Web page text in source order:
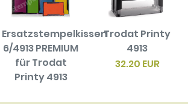
Ersatzstempelkissen
6/4913 PREMIUM
für Trodat
Printy 4913
Trodat Printy
4913
32.20 EUR